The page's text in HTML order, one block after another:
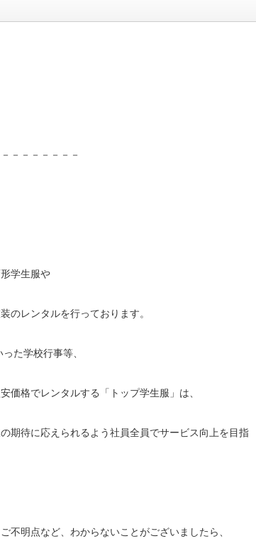
－－－－－－－
学生服や
のレンタルを行っております。
た学校行事等、
価格でレンタルする「トップ学生服」は、
期待に応えられるよう社員全員でサービス向上を目指
不明点など、わからないことがございましたら、